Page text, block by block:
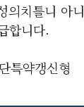
치틀니 아
합니다.
특약갱신형